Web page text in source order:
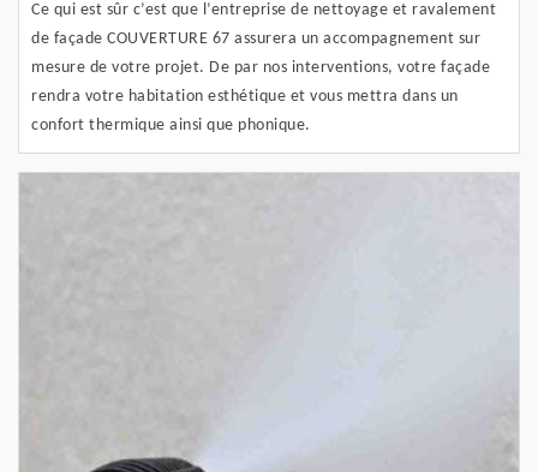
Ce qui est sûr c’est que l’entreprise de nettoyage et ravalement
de façade COUVERTURE 67 assurera un accompagnement sur
mesure de votre projet. De par nos interventions, votre façade
rendra votre habitation esthétique et vous mettra dans un
confort thermique ainsi que phonique.